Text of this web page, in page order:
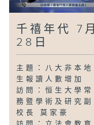
千禧年代 7月
28日
主題：八大非本地
生報讀人數增加
訪問：恒生大學常
務暨學術及研究副
校長 莫家豪